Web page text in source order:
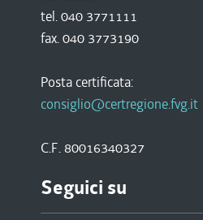
tel. 040 3771111
fax. 040 3773190
Posta certificata:
consiglio@certregione.fvg.it
C.F. 80016340327
Seguici su